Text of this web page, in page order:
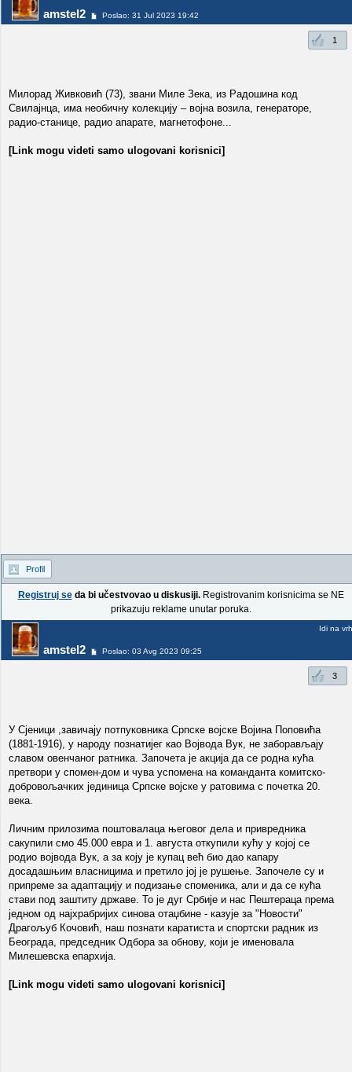
amstel2 Poslao: 31 Jul 2023 19:42
1
Милорад Живковић (73), звани Миле Зека, из Радошина код
Свилајнца, има необичну колекцију – војна возила, генераторе,
радио-станице, радио апарате, магнетофоне...
[Link mogu videti samo ulogovani korisnici]
Profil
Registruj seda bi učestvovao u diskusiji.Registrovanim korisnicima se NE
prikazuju reklame unutar poruka.
amstel2 Poslao: 03 Avg 2023 09:25
Idi na vrh
3
У Сјеници ,завичају потпуковника Српске војске Војина Поповића
(1881-1916), у народу познатијег као Војвода Вук, не заборављају
славом овенчаног ратника. Започета је акција да се родна кућа
претвори у спомен-дом и чува успомена на команданта комитско-
добровољачких јединица Српске војске у ратовима с почетка 20.
века.
Личним прилозима поштовалаца његовог дела и привредника
сакупили смо 45.000 евра и 1. августа откупили кућу у којој се
родио војвода Вук, а за коју је купац већ био дао капару
досадашњим власницима и претило јој је рушење. Започеле су и
припреме за адаптацију и подизање споменика, али и да се кућа
стави под заштиту државе. То је дуг Србије и нас Пештераца према
једном од најхрабријих синова отаџбине - казује за "Новости"
Драгољуб Кочовић, наш познати каратиста и спортски радник из
Београда, председник Одбора за обнову, који је именовала
Милешевска епархија.
[Link mogu videti samo ulogovani korisnici]